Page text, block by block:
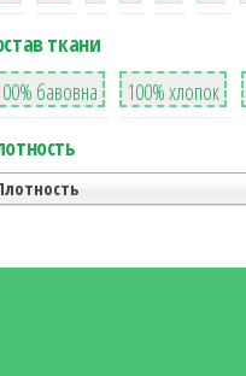
ткани
8
бавовна
36
100% хлопок